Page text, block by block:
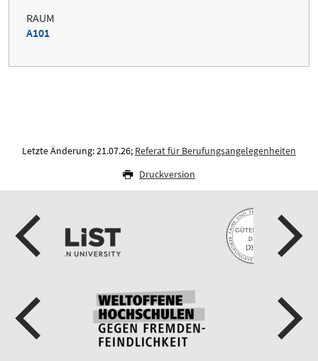
RAUM
A101
Letzte Änderung: 21.07.26; Referat für Berufungsangelegenheiten
Druckversion